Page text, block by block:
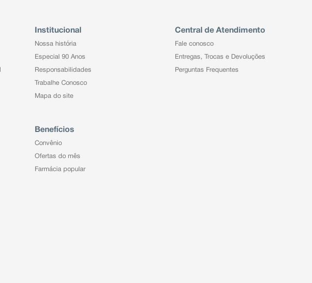
Institucional
Nossa história
Especial 90 Anos
Responsabilidades
Trabalhe Conosco
Mapa do site
Benefícios
Convênio
Ofertas do mês
Farmácia popular
Central de Atendimento
Fale conosco
Entregas, Trocas e Devoluções
Perguntas Frequentes